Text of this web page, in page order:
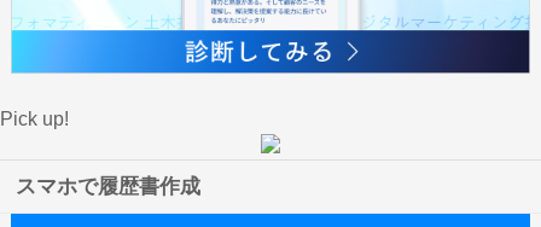
Pick up!
スマホで履歴書作成